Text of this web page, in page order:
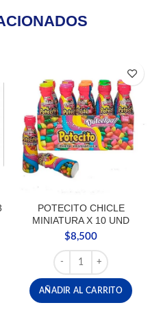
X3 UND cantidad
POTECITO CHICLE
MINIATURA X 10 UND
$8,500
POTECITO CHICLE
AÑADIR AL CARRITO